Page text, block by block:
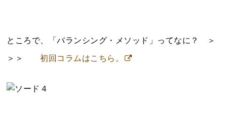
ところで、「バランシング・メソッド」ってなに？ ＞
＞＞初回コラムはこちら。